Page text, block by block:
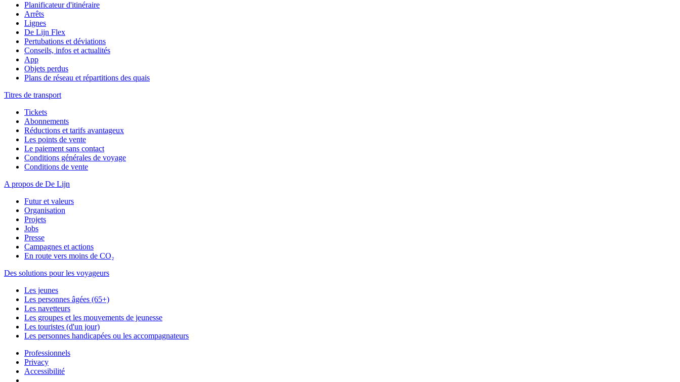
Planificateur d'itinéraire
Arrêts
Lignes
De Lijn Flex
Pertubations et déviations
Conseils, infos et actualités
App
Objets perdus
Plans de réseau et répartitions des quais
Titres de transport
Tickets
Abonnements
Réductions et tarifs avantageux
Les points de vente
Le paiement sans contact
Conditions générales de voyage
Conditions de vente
A propos de De Lijn
Futur et valeurs
Organisation
Projets
Jobs
Presse
Campagnes et actions
En route vers moins de CO₂
Des solutions pour les voyageurs
Les jeunes
Les personnes âgées (65+)
Les navetteurs
Les groupes et les mouvements de jeunesse
Les touristes (d'un jour)
Les personnes handicapées ou les accompagnateurs
Professionnels
Privacy
Accessibilité